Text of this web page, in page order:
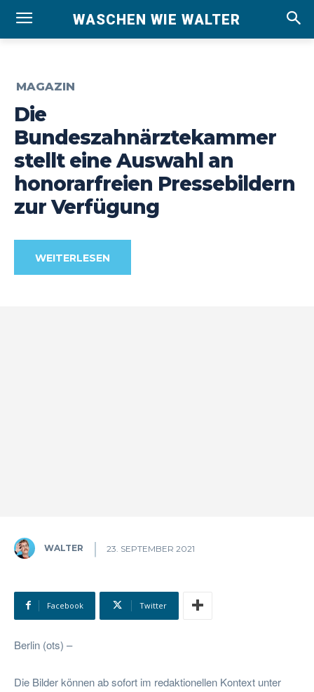
WASCHEN WIE WALTER
MAGAZIN
Die
Bundeszahnärztekammer
stellt eine Auswahl an
honorarfreien Pressebildern
zur Verfügung
WEITERLESEN
WALTER 23. SEPTEMBER 2021
Facebook Twitter
Berlin (ots) –
Die Bilder können ab sofort im redaktionellen Kontext unter